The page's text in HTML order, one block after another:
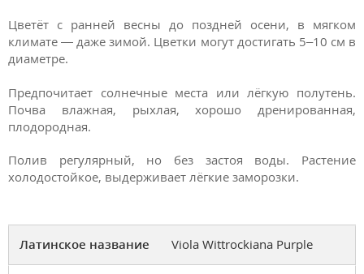
Цветёт с ранней весны до поздней осени, в мягком
климате — даже зимой. Цветки могут достигать 5–10 см в
диаметре.
Предпочитает солнечные места или лёгкую полутень.
Почва влажная, рыхлая, хорошо дренированная,
плодородная.
Полив регулярный, но без застоя воды. Растение
холодостойкое, выдерживает лёгкие заморозки.
Латинское название Viola Wittrockiana Purple